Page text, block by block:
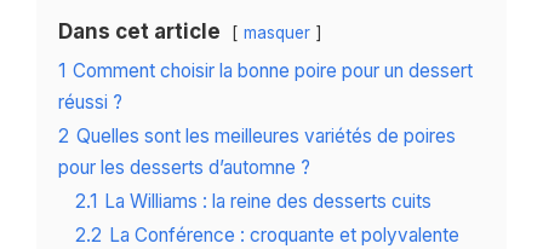
Dans cet article masquer
1 Comment choisir la bonne poire pour un dessert
réussi ?
2 Quelles sont les meilleures variétés de poires
pour les desserts d’automne ?
2.1 La Williams : la reine des desserts cuits
2.2 La Conférence : croquante et polyvalente